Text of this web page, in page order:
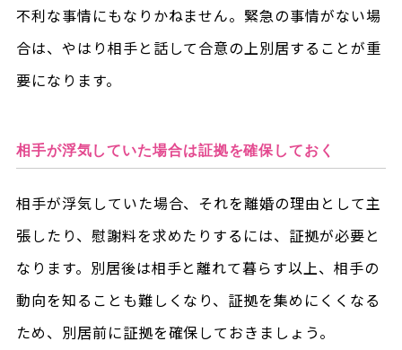
不利な事情にもなりかねません。緊急の事情がない場
合は、やはり相手と話して合意の上別居することが重
要になります。
相手が浮気していた場合は証拠を確保しておく
相手が浮気していた場合、それを離婚の理由として主
張したり、慰謝料を求めたりするには、証拠が必要と
なります。別居後は相手と離れて暮らす以上、相手の
動向を知ることも難しくなり、証拠を集めにくくなる
ため、別居前に証拠を確保しておきましょう。